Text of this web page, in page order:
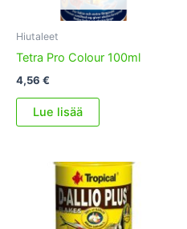
Hiutaleet
Tetra Pro Colour 100ml
4,56 €
Lue lisää